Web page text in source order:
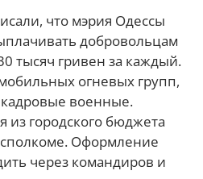
что мэрия Одессы
добровольцам
тысяч гривен за каждый.
огневых групп,
военные.
из городского бюджета
Оформление
через командиров и